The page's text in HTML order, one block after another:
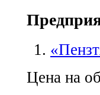
Цена на